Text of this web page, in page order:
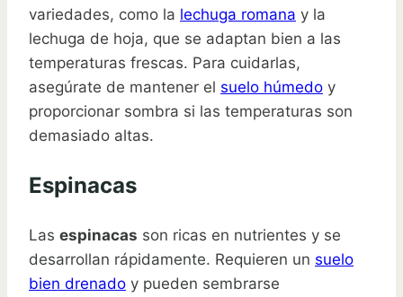
variedades, como la lechuga romana y la
lechuga de hoja, que se adaptan bien a las
temperaturas frescas. Para cuidarlas,
asegúrate de mantener el suelo húmedo y
proporcionar sombra si las temperaturas son
demasiado altas.
Espinacas
Las espinacas son ricas en nutrientes y se
desarrollan rápidamente. Requieren un suelo
bien drenado y pueden sembrarse